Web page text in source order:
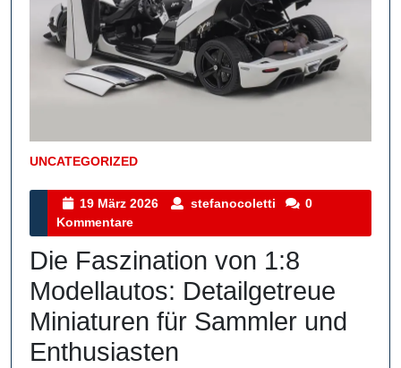
UNCATEGORIZED
Kategorie
19 März 2026
19
2026
stefanocoletti stefanocoletti
0
Kommentare
Die Faszination von 1:8
Modellautos: Detailgetreue
Miniaturen für Sammler und
Enthusiasten